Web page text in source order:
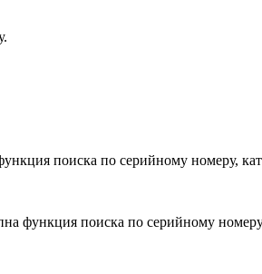
поиска по серийному номеру,
функция поиска по серийному